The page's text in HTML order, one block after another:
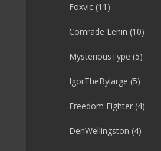
Foxvic (11)
Comrade Lenin (10)
MysteriousType (5)
IgorTheBylarge (5)
Freedom Fighter (4)
DenWellingston (4)